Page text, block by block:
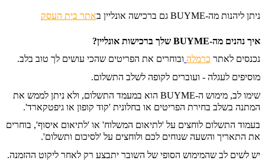
ניתן ליהנות מה-BUYME גם ברכישה אונליין באתר בית העסק
איך נהנים מה-BUYME שלך ברכישות אונליין?
נכנסים לאתר כרמלה ובוחרים את הפריטים שהכי עושים לך טוב בלב.
מוסיפים לעגלה - ועוברים לקופה לשלב התשלום.
שימו לב, מימוש ה-BUYME הוא במעמד התשלום, ולא ניתן לממש את
המתנה בשלב בחירת הפריטים או בחלונית 'קוד קופון או גיפטקארד'.
בעמוד התשלום לוחצים על 'לתיאום המשלוח' או 'לתיאום איסוף', בוחרים
את התאריך והשעה שנוחים לכם ולוחצים על 'לסיכום ותשלום'.
יש לשים לב שהמימוש הסופי של השובר יתבצע רק לאחר ליקוט ההזמנה.